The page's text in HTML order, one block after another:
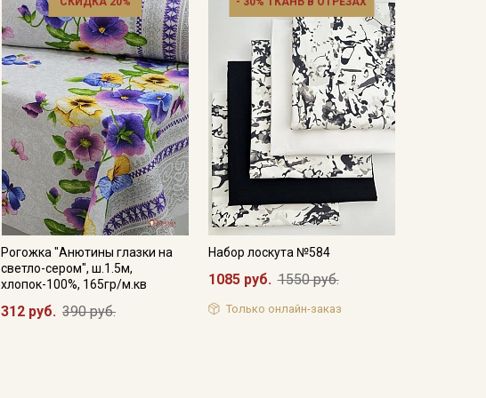
Рогожка "Анютины глазки на
светло-сером", ш.1.5м,
хлопок-100%, 165гр/м.кв
312 руб. 390 руб.
Набор лоскута №584
1085 руб. 1550 руб.
Только онлайн-заказ